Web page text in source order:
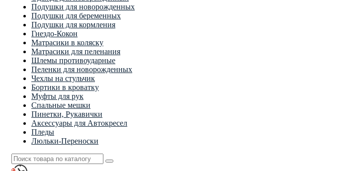
Подушки для новорожденных
Подушки для беременных
Подушки для кормления
Гнездо-Кокон
Матрасики в коляску
Матрасики для пеленания
Шлемы противоударные
Пеленки для новорожденных
Чехлы на стульчик
Бортики в кроватку
Муфты для рук
Спальные мешки
Пинетки, Рукавички
Аксессуары для Автокресел
Пледы
Люльки-Переноски